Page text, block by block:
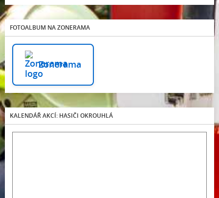
FOTOALBUM NA ZONERAMA
Zonerama
KALENDÁŘ AKCÍ: HASIČI OKROUHLÁ